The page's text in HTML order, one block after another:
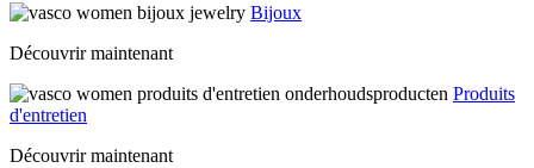
Bijoux
Découvrir maintenant
Produits
d'entretien
Découvrir maintenant